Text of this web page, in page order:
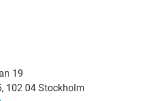
19
102 04 Stockholm